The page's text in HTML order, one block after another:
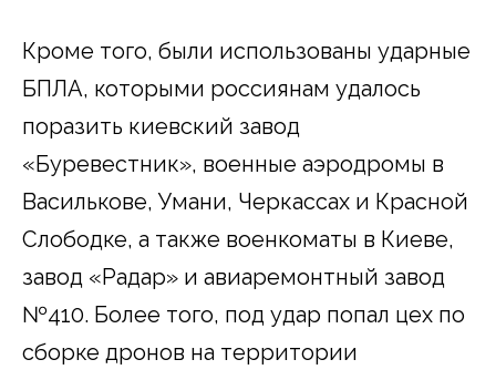
Кроме того, были использованы ударные
БПЛА, которыми россиянам удалось
поразить киевский завод
«Буревестник», военные аэродромы в
Василькове, Умани, Черкассах и Красной
Слободке, а также военкоматы в Киеве,
завод «Радар» и авиаремонтный завод
№410. Более того, под удар попал цех по
сборке дронов на территории